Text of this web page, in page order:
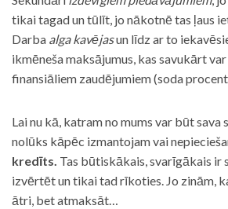
tikai tagad un tūlīt, jo nākotnē tas ļaus
Darba alga kavējasun līdz ar to
ikmēneša maksājumus, kas savukārt
finansiāliem zaudējumiem (soda
Lai nu kā, katram no mums var būt sava
nolūks kāpēc izmantojam vai
kredīts. Tas būtiskākais, svarīgākais ir
izvērtēt un tikai tad rīkoties. Jo zinām,
ātri, bet atmaksāt…